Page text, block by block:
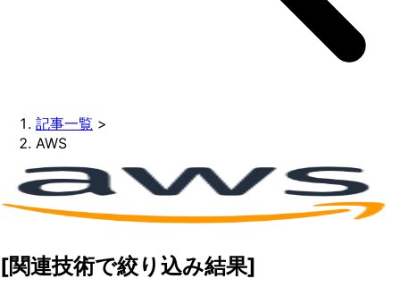
記事一覧 >
AWS
[関連技術で絞り込み結果]